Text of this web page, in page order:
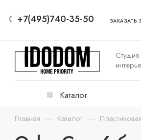
+7(495)740-35-50 ЗАКАЗАТЬ
Каталог
Главная — Каталог —